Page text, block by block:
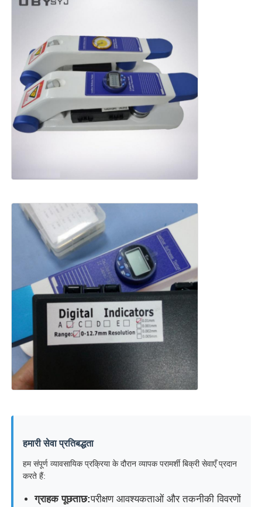
घर्षण परीक्षण मशीन
रबर परीक्षण उपकरण
निर्माण सामग्री परीक्षण उपकरण
पैकेजिंग परीक्षण उपकरण
चिपकने वाला परीक्षण उपकरण
कपड़ा परीक्षण मशीन
तापमान और आर्द्रता नियंत्रक
कठोरता परीक्षक
हमारी सेवा प्रतिबद्धता
हम संपूर्ण व्यावसायिक प्रक्रिया के दौरान व्यापक परामर्शी बिक्री सेवाएँ प्रदान
करते हैं:
ग्राहक पूछताछ:परीक्षण आवश्यकताओं और तकनीकी विवरणों